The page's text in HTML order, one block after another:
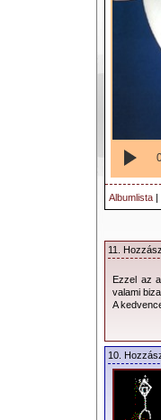
Albumlista |
11.
Ezzel az
valami
A
10.